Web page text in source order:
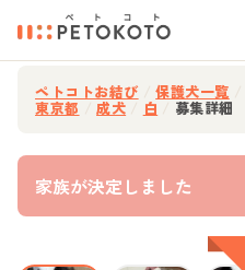
ペトコトお結び 保護犬一覧
東京都 成犬 白 募集詳細
家族が決定しました